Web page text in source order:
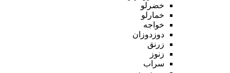
خضرلو
خمارلو
خواجه
دوزدوزان
زرنق
زنوز
سراب